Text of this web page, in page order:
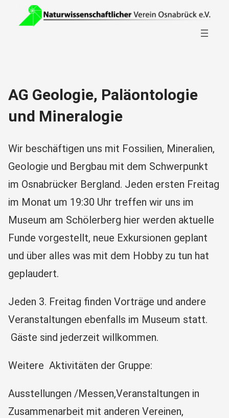
Inhalt
AG Geologie, Paläontologie
und Mineralogie
Wir beschäftigen uns mit Fossilien, Mineralien,
Geologie und Bergbau mit dem Schwerpunkt
im Osnabrücker Bergland. Jeden ersten Freitag
im Monat um 19:30 Uhr treffen wir uns im
Museum am Schölerberg hier werden aktuelle
Funde vorgestellt, neue Exkursionen geplant
und über alles was mit dem Hobby zu tun hat
geplaudert.
Jeden 3. Freitag finden Vorträge und andere
Veranstaltungen ebenfalls im Museum statt.
Gäste sind jederzeit willkommen.
Weitere Aktivitäten der Gruppe:
Ausstellungen /Messen,Veranstaltungen in
Zusammenarbeit mit anderen Vereinen,
Search